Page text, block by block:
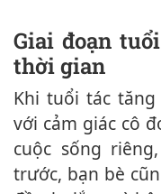
Giai đoạn tuổi già: Cô đơn và nỗi sợ
thời gian
Khi tuổi tác tăng lên, con người dễ đối diện
với cảm giác cô
cuộc sống
trước, bạn bè